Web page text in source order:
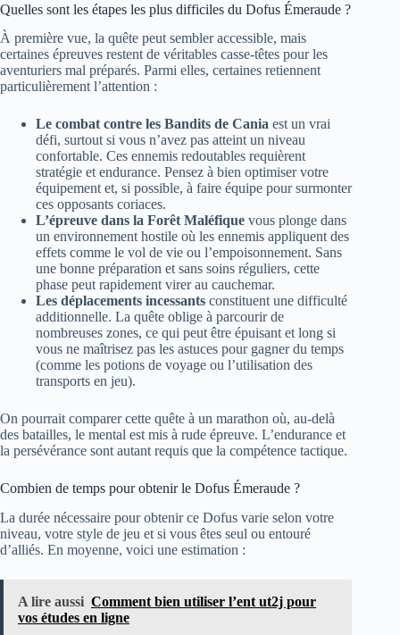
Quelles sont les étapes les plus difficiles du Dofus Émeraude ?
À première vue, la quête peut sembler accessible, mais
certaines épreuves restent de véritables casse-têtes pour les
aventuriers mal préparés. Parmi elles, certaines retiennent
particulièrement l’attention :
Le combat contre les Bandits de Cania est un vrai
défi, surtout si vous n’avez pas atteint un niveau
confortable. Ces ennemis redoutables requièrent
stratégie et endurance. Pensez à bien optimiser votre
équipement et, si possible, à faire équipe pour surmonter
ces opposants coriaces.
L’épreuve dans la Forêt Maléfique vous plonge dans
un environnement hostile où les ennemis appliquent des
effets comme le vol de vie ou l’empoisonnement. Sans
une bonne préparation et sans soins réguliers, cette
phase peut rapidement virer au cauchemar.
Les déplacements incessants constituent une difficulté
additionnelle. La quête oblige à parcourir de
nombreuses zones, ce qui peut être épuisant et long si
vous ne maîtrisez pas les astuces pour gagner du temps
(comme les potions de voyage ou l’utilisation des
transports en jeu).
On pourrait comparer cette quête à un marathon où, au-delà
des batailles, le mental est mis à rude épreuve. L’endurance et
la persévérance sont autant requis que la compétence tactique.
Combien de temps pour obtenir le Dofus Émeraude ?
La durée nécessaire pour obtenir ce Dofus varie selon votre
niveau, votre style de jeu et si vous êtes seul ou entouré
d’alliés. En moyenne, voici une estimation :
A lire aussi Comment bien utiliser l’ent ut2j pour
vos études en ligne